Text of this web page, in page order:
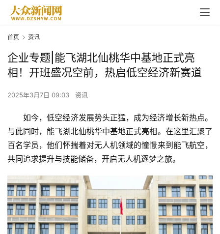
首页 资讯
企业专题|能飞湖北仙桃华中基地正式亮
相！开班盛况空前，热启低空经济新赛道
2025年3月7日 09:03 资讯
如今，低空经济发展势头正猛，成为经济增长新热点。
与此同时，能飞湖北仙桃华中基地正式亮相。在这里汇聚了
百名学员，他们怀揣着对无人机领域的憧憬来到能飞航空，
共同追求提升与技能储备，开启无人机逐梦之旅。